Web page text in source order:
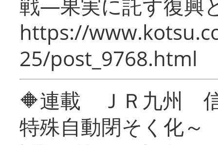
戦―果実に託す復興
https://
25/post_9768.html
🔶連載 ＪＲ九州 信
特殊自動閉そく化～